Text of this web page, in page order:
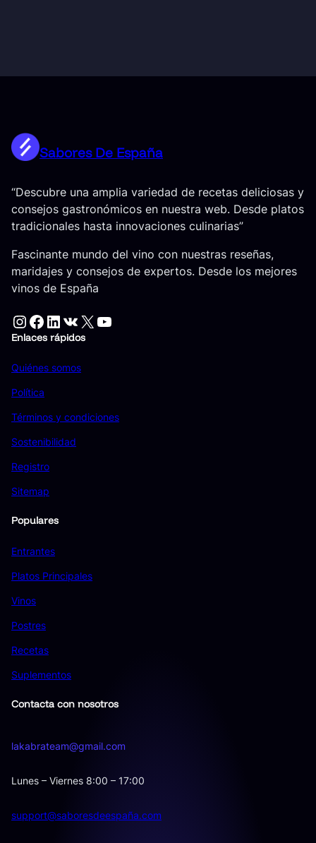
Sabores De España
“Descubre una amplia variedad de recetas deliciosas y
consejos gastronómicos en nuestra web. Desde platos
tradicionales hasta innovaciones culinarias”
Fascinante mundo del vino con nuestras reseñas,
maridajes y consejos de expertos. Desde los mejores
vinos de España
Instagram Facebook LinkedIn VK X YouTube
Enlaces rápidos
Quiénes somos
Política
Términos y condiciones
Sostenibilidad
Registro
Sitemap
Populares
Entrantes
Platos Principales
Vinos
Postres
Recetas
Suplementos
Contacta con nosotros
lakabrateam@gmail.com
Lunes – Viernes 8:00 – 17:00
support@saboresdeespaña.com